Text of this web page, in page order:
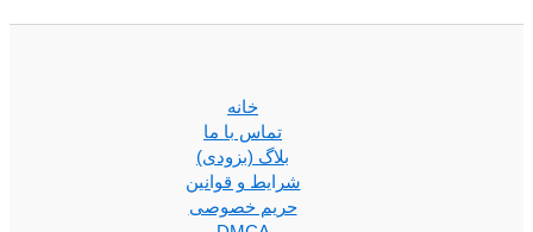
تماس با ما
بلاگ (بزودی)
شرایط و قوانین
حریم خصوصی